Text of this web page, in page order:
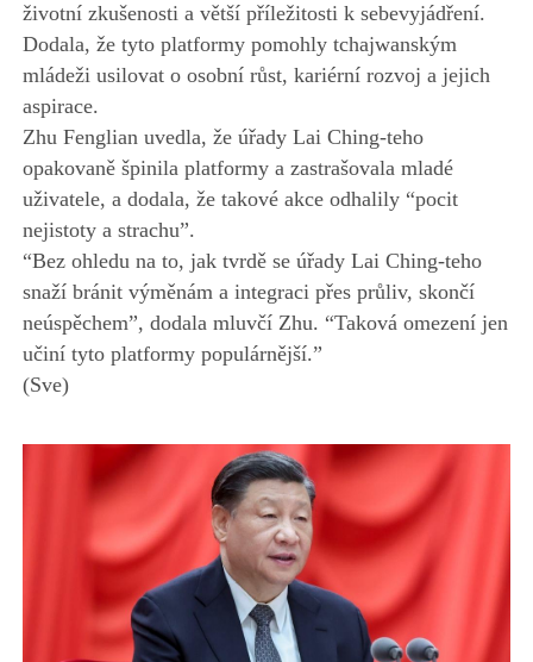
životní zkušenosti a větší příležitosti k sebevyjádření.
Dodala, že tyto platformy pomohly tchajwanským
mládeži usilovat o osobní růst, kariérní rozvoj a jejich
aspirace.
Zhu Fenglian uvedla, že úřady Lai Ching-teho
opakovaně špinila platformy a zastrašovala mladé
uživatele, a dodala, že takové akce odhalily “pocit
nejistoty a strachu”.
“Bez ohledu na to, jak tvrdě se úřady Lai Ching-teho
snaží bránit výměnám a integraci přes průliv, skončí
neúspěchem”, dodala mluvčí Zhu. “Taková omezení jen
učiní tyto platformy populárnější.”
(Sve)